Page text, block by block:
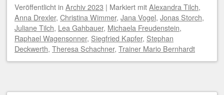
Veröffentlicht in Archiv 2023 | Markiert mitAlexandra Tilch,
Anna Drexler, Christina Wimmer, Jana Vogel, Jonas Storch,
Juliane Tilch, Lea Gahbauer, Michaela Freudenstein,
Raphael Wagensonner, Siegfried Kapfer, Stephan
Deckwerth, Theresa Schachner, Trainer Mario Bernhardt